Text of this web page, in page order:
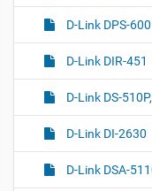
D-Link DPS-600
D-Link DIR-451
D-Link DS-
D-Link DI-2630
D-Link DSA-